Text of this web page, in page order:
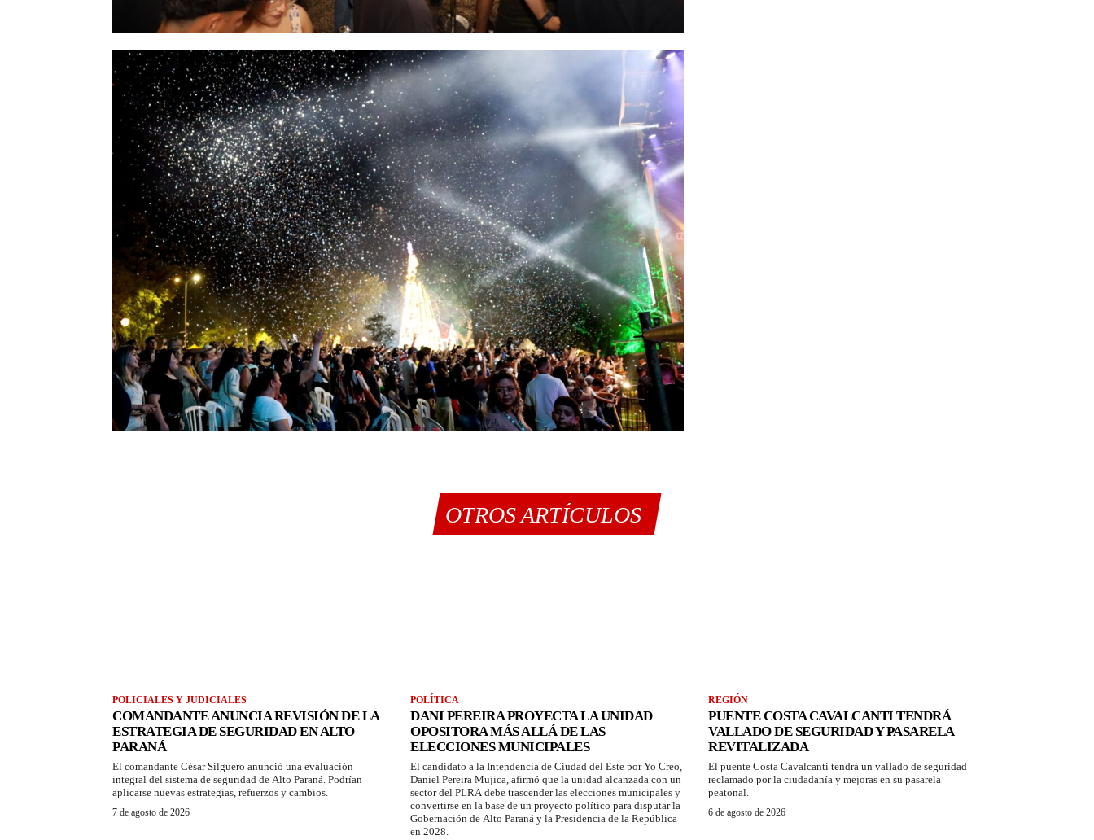
OTROS ARTÍCULOS
POLICIALES Y JUDICIALES
COMANDANTE ANUNCIA REVISIÓN DE LA
ESTRATEGIA DE SEGURIDAD EN ALTO
PARANÁ
El comandante César Silguero anunció una evaluación
integral del sistema de seguridad de Alto Paraná. Podrían
aplicarse nuevas estrategias, refuerzos y cambios.
7 de agosto de 2026
POLÍTICA
DANI PEREIRA PROYECTA LA UNIDAD
OPOSITORA MÁS ALLÁ DE LAS
ELECCIONES MUNICIPALES
El candidato a la Intendencia de Ciudad del Este por Yo Creo,
Daniel Pereira Mujica, afirmó que la unidad alcanzada con un
sector del PLRA debe trascender las elecciones municipales y
convertirse en la base de un proyecto político para disputar la
Gobernación de Alto Paraná y la Presidencia de la República
en 2028.
REGIÓN
PUENTE COSTA CAVALCANTI TENDRÁ
VALLADO DE SEGURIDAD Y PASARELA
REVITALIZADA
El puente Costa Cavalcanti tendrá un vallado de seguridad
reclamado por la ciudadanía y mejoras en su pasarela
peatonal.
6 de agosto de 2026